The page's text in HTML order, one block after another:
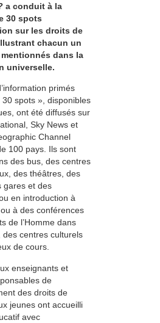
a conduit à la
30 spots
sur les droits de
chacun un
dans la
universelle.
primés
spots », disponibles
ont été diffusés sur
Sky News et
Channel
100 pays. Ils sont
des bus, des centres
des théâtres, des
gares et des
en introduction à
à des conférences
de l’Homme dans
des centres culturels
de cours.
enseignants et
de
des droits de
jeunes ont accueilli
avec